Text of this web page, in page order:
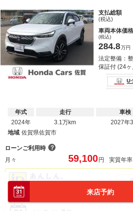
来店予約
支払総額
(税込)
車両本体価格
(税込)
284.8万円
法定整備：
保証付 (24
年式
2024年
走行
3.1万km
車検
2027年
地域 佐賀県佐賀市
ローンご利用時 ？
月々
59,100円 実質年率